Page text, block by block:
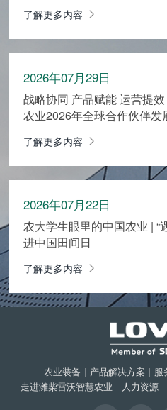
了解更多内容
2026年07月29日
战略协同 产品赋能 运营提
农业2026年全球合作伙伴发
了解更多内容
2026年07月22日
农大学生眼里的中国农业 | “
进中国田间日
了解更多内容
农业装备 | 产品解决方案 | 服
走进潍柴雷沃智慧农业 | 人力资源 |